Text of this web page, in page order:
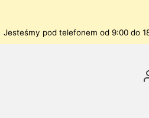
Jesteśmy pod telefonem od 9:00 do